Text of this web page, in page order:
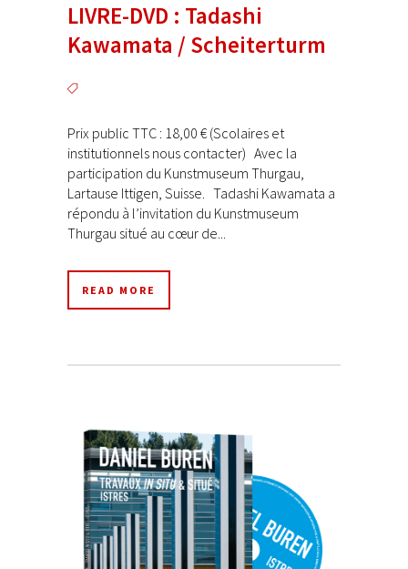
LIVRE-DVD : Tadashi
Kawamata / Scheiterturm
Prix public TTC : 18,00 € (Scolaires et
institutionnels nous contacter) Avec la
participation du Kunstmuseum Thurgau,
Lartause Ittigen, Suisse. Tadashi Kawamata a
répondu à l’invitation du Kunstmuseum
Thurgau situé au cœur de...
READ MORE